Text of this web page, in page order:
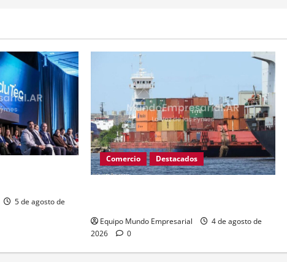
5 de agosto de
Comercio Destacados
Equipo Mundo Empresarial
4 de agosto de
2026
0